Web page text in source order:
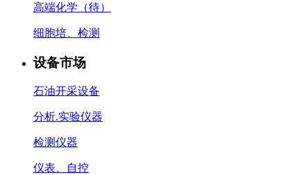
高端化学（待）
细胞培、检测
设备市场
石油开采设备
分析.实验仪器
检测仪器
仪表、自控